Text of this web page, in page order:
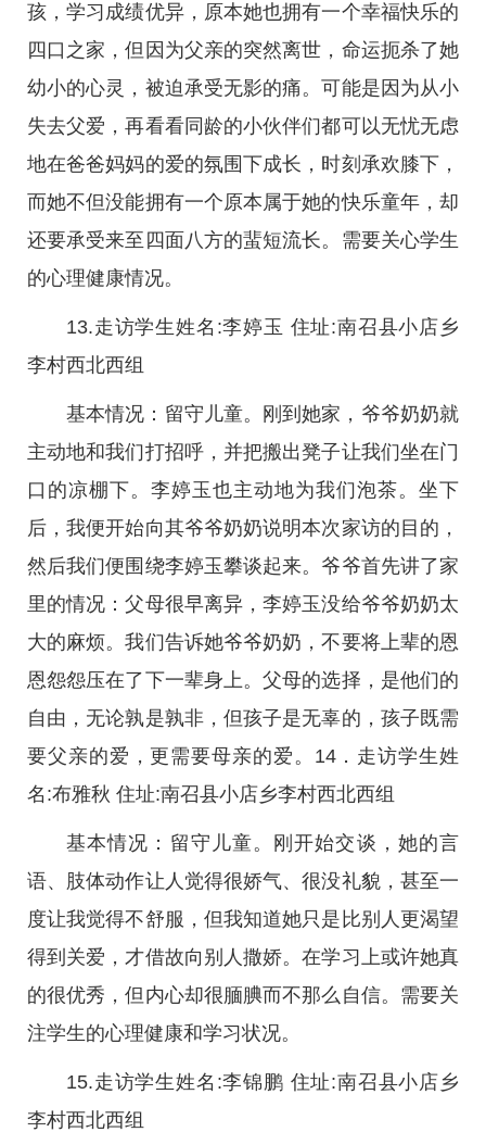
孩，学习成绩优异，原本她也拥有一个幸福快乐的
四口之家，但因为父亲的突然离世，命运扼杀了她
幼小的心灵，被迫承受无影的痛。可能是因为从小
失去父爱，再看看同龄的小伙伴们都可以无忧无虑
地在爸爸妈妈的爱的氛围下成长，时刻承欢膝下，
而她不但没能拥有一个原本属于她的快乐童年，却
还要承受来至四面八方的蜚短流长。需要关心学生
的心理健康情况。
13.走访学生姓名:李婷玉 住址:南召县小店乡
李村西北西组
基本情况：留守儿童。刚到她家，爷爷奶奶就
主动地和我们打招呼，并把搬出凳子让我们坐在门
口的凉棚下。李婷玉也主动地为我们泡茶。坐下
后，我便开始向其爷爷奶奶说明本次家访的目的，
然后我们便围绕李婷玉攀谈起来。爷爷首先讲了家
里的情况：父母很早离异，李婷玉没给爷爷奶奶太
大的麻烦。我们告诉她爷爷奶奶，不要将上辈的恩
恩怨怨压在了下一辈身上。父母的选择，是他们的
自由，无论孰是孰非，但孩子是无辜的，孩子既需
要父亲的爱，更需要母亲的爱。14．走访学生姓
名:布雅秋 住址:南召县小店乡李村西北西组
基本情况：留守儿童。刚开始交谈，她的言
语、肢体动作让人觉得很娇气、很没礼貌，甚至一
度让我觉得不舒服，但我知道她只是比别人更渴望
得到关爱，才借故向别人撒娇。在学习上或许她真
的很优秀，但内心却很腼腆而不那么自信。需要关
注学生的心理健康和学习状况。
15.走访学生姓名:李锦鹏 住址:南召县小店乡
李村西北西组